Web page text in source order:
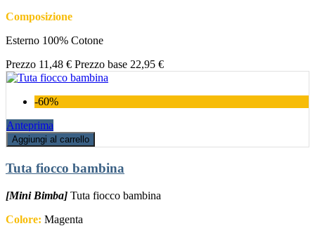
Composizione
Esterno 100% Cotone
Prezzo 11,48 € Prezzo base 22,95 €
-60%
Anteprima
Aggiungi al carrello
Tuta fiocco bambina
[Mini Bimba] Tuta fiocco bambina
Colore: Magenta